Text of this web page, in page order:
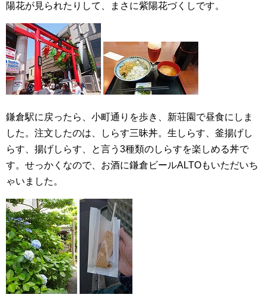
陽花が見られたりして、まさに紫陽花づくしです。
鎌倉駅に戻ったら、小町通りを歩き、新荘園で昼食にしま
した。注文したのは、しらす三昧丼。生しらす、釜揚げし
らす、揚げしらす、と言う3種類のしらすを楽しめる丼で
す。せっかくなので、お酒に鎌倉ビールALTOもいただいち
ゃいました。